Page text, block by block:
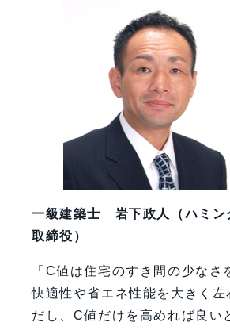
一級建築士 岩下政人（ハミン
取締役）
「C値は住宅のすき間の少なさ
快適性や省エネ性能を大きく左
だし、C値だけを高めれば良い